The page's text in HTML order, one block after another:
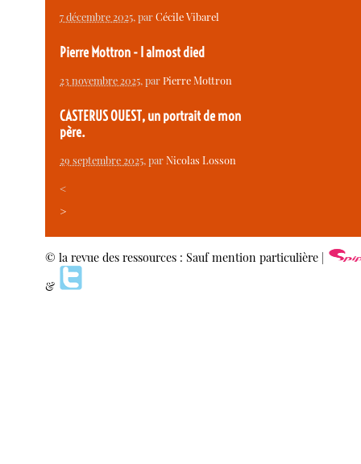
7 décembre 2025, parCécile Vibarel
Pierre Mottron - I almost died
23 novembre 2025, parPierre Mottron
CASTERUS OUEST, un portrait de mon
père.
29 septembre 2025, parNicolas Losson
<
>
© la revue des ressources : Sauf mention particulière |
&